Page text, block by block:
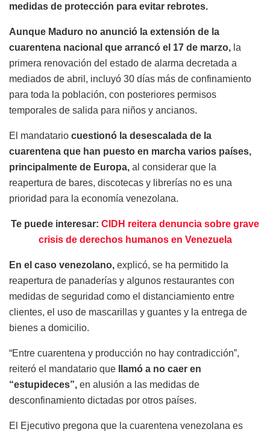
medidas de protección para evitar rebrotes.
Aunque Maduro no anunció la extensión de la
cuarentena nacional que arrancó el 17 de marzo, la
primera renovación del estado de alarma decretada a
mediados de abril, incluyó 30 días más de confinamiento
para toda la población, con posteriores permisos
temporales de salida para niños y ancianos.
El mandatario cuestionó la desescalada de la
cuarentena que han puesto en marcha varios países,
principalmente de Europa, al considerar que la
reapertura de bares, discotecas y librerías no es una
prioridad para la economía venezolana.
Te puede interesar: CIDH reitera denuncia sobre grave
crisis de derechos humanos en Venezuela
En el caso venezolano, explicó, se ha permitido la
reapertura de panaderías y algunos restaurantes con
medidas de seguridad como el distanciamiento entre
clientes, el uso de mascarillas y guantes y la entrega de
bienes a domicilio.
“Entre cuarentena y producción no hay contradicción”,
reiteró el mandatario que
llamó a no caer en
“estupideces”, en alusión a las medidas de
desconfinamiento dictadas por otros países.
El Ejecutivo pregona que la cuarentena venezolana es